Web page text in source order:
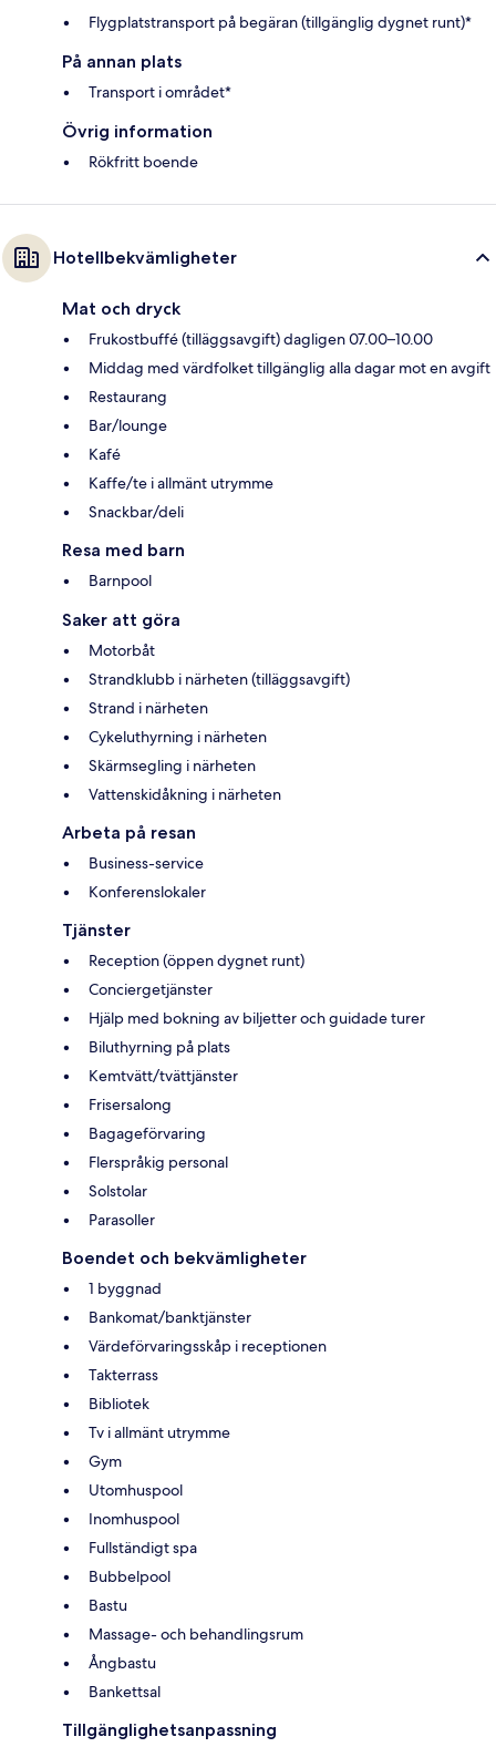
Flygplatstransport på begäran (tillgänglig dygnet runt)*
På annan plats
Transport i området*
Övrig information
Rökfritt boende
Hotellbekvämligheter
Mat och dryck
Frukostbuffé (tilläggsavgift) dagligen 07.00–10.00
Middag med värdfolket tillgänglig alla dagar mot en avgift
Restaurang
Bar/lounge
Kafé
Kaffe/te i allmänt utrymme
Snackbar/deli
Resa med barn
Barnpool
Saker att göra
Motorbåt
Strandklubb i närheten (tilläggsavgift)
Strand i närheten
Cykeluthyrning i närheten
Skärmsegling i närheten
Vattenskidåkning i närheten
Arbeta på resan
Business-service
Konferenslokaler
Tjänster
Reception (öppen dygnet runt)
Conciergetjänster
Hjälp med bokning av biljetter och guidade turer
Biluthyrning på plats
Kemtvätt/tvättjänster
Frisersalong
Bagageförvaring
Flerspråkig personal
Solstolar
Parasoller
Boendet och bekvämligheter
1 byggnad
Bankomat/banktjänster
Värdeförvaringsskåp i receptionen
Takterrass
Bibliotek
Tv i allmänt utrymme
Gym
Utomhuspool
Inomhuspool
Fullständigt spa
Bubbelpool
Bastu
Massage- och behandlingsrum
Ångbastu
Bankettsal
Tillgänglighetsanpassning